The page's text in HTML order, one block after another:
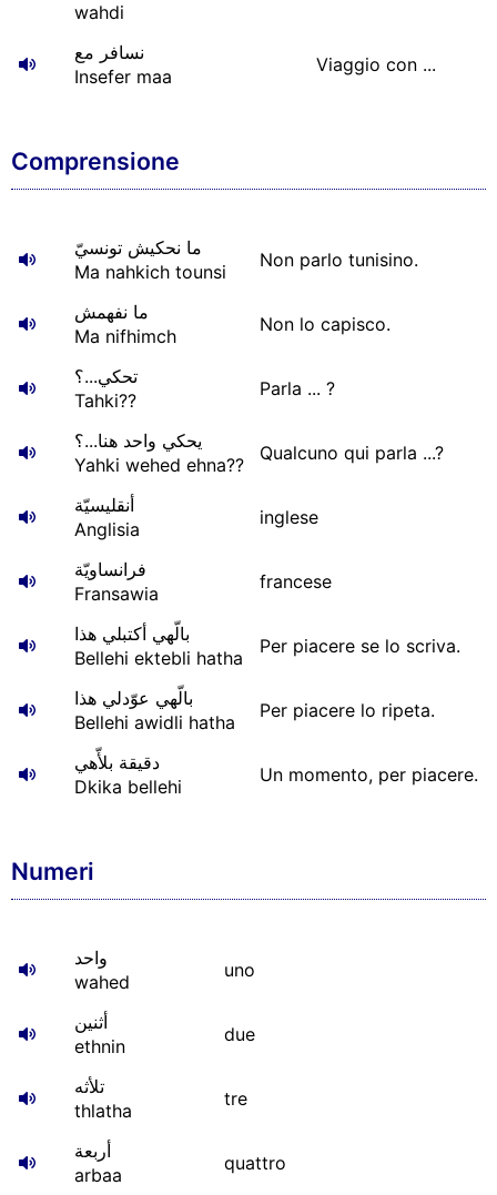
wahdi
نسافر مع
Insefer maa
Viaggio con ...
Comprensione
ما نحكيش تونسيّ
Ma nahkich tounsi
Non parlo tunisino.
ما نفهمش
Ma nifhimch
Non lo capisco.
تحكي...؟
Tahki??
Parla ... ?
يحكي واحد هنا...؟
Yahki wehed ehna??
Qualcuno qui parla ...?
أنقليسيّة
Anglisia
inglese
فرانساويّة
Fransawia
francese
بالّهي أكتبلي هذا
Bellehi ektebli hatha
Per piacere se lo scriva.
بالّهي عوّدلي هذا
Bellehi awidli hatha
Per piacere lo ripeta.
دقيقة بلأّهي
Dkika bellehi
Un momento, per piacere.
Numeri
واحد
wahed
uno
أثنين
ethnin
due
تلأثه
thlatha
tre
أربعة
arbaa
quattro